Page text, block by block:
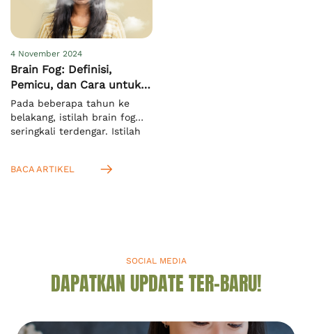
Meskipun lebih rentan pada
wanita, namun pria juga bisa
mengalaminya. […]
4 November 2024
Brain Fog: Definisi,
Pemicu, dan Cara untuk
Mengatasinya
Pada beberapa tahun ke
belakang, istilah brain fog
seringkali terdengar. Istilah
untuk memusatkan fokus
Anda akan mengenalnya
dalam bahasa Indonesia.
BACA ARTIKEL
SOCIAL MEDIA
DAPATKAN UPDATE TER-BARU!